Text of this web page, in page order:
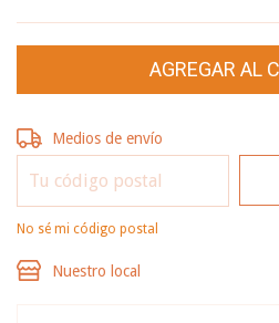
Entregas para el CP:
Medios de envío
No sé mi código postal
Nuestro local